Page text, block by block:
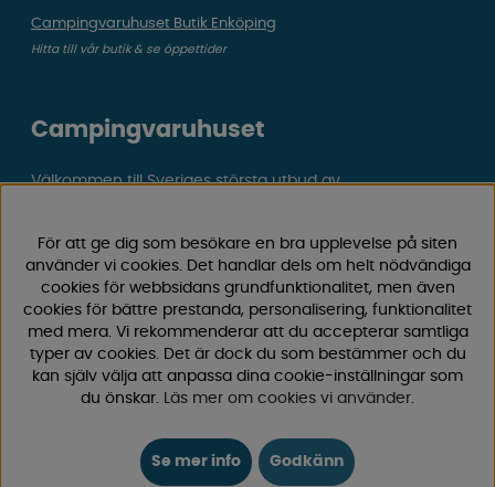
Campingvaruhuset Butik Enköping
Hitta till vår butik & se öppettider
Campingvaruhuset
Välkommen till Sveriges största utbud av
camping och fritid.
Hos oss hittar du allt från reservdelar till smarta tillbehör
som gör din campingupplevelse smidigare och roligare.
Vi erbjuder hög kvalitet och konkurrenskraftiga priser –
både online och i vår fysiska butik i Enköping.
För att ge dig som besökare en bra upplevelse på siten
använder vi cookies. Det handlar dels om helt nödvändiga
cookies för webbsidans grundfunktionalitet, men även
cookies för bättre prestanda, personalisering, funktionalitet
med mera. Vi rekommenderar att du accepterar samtliga
typer av cookies. Det är dock du som bestämmer och du
kan själv välja att anpassa dina cookie-inställningar som
du önskar. Läs mer om cookies vi använder.
Se mer info Godkänn